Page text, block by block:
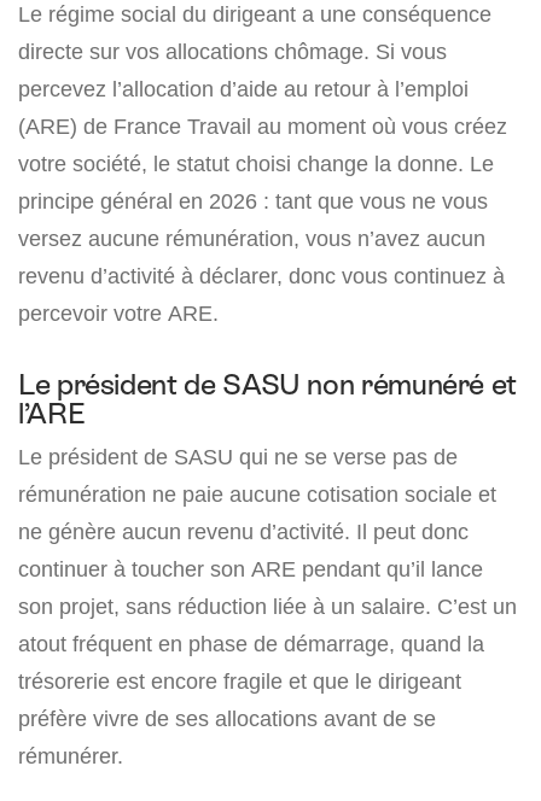
Le régime social du dirigeant a une conséquence
directe sur vos allocations chômage. Si vous
percevez l’allocation d’aide au retour à l’emploi
(ARE) de France Travail au moment où vous créez
votre société, le statut choisi change la donne. Le
principe général en 2026 : tant que vous ne vous
versez aucune rémunération, vous n’avez aucun
revenu d’activité à déclarer, donc vous continuez à
percevoir votre ARE.
Le président de SASU non rémunéré et
l’ARE
Le président de SASU qui ne se verse pas de
rémunération ne paie aucune cotisation sociale et
ne génère aucun revenu d’activité. Il peut donc
continuer à toucher son ARE pendant qu’il lance
son projet, sans réduction liée à un salaire. C’est un
atout fréquent en phase de démarrage, quand la
trésorerie est encore fragile et que le dirigeant
préfère vivre de ses allocations avant de se
rémunérer.